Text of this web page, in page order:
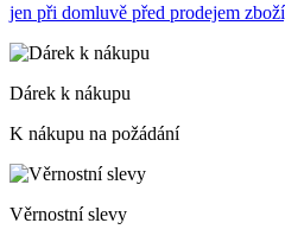
jen při domluvě před prodejem
Dárek k nákupu
K nákupu na požádání
Věrnostní slevy